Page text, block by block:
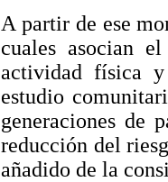
A partir de ese
cuales asocian
actividad física y
estudio
generaciones de
reducción del
añadido de la